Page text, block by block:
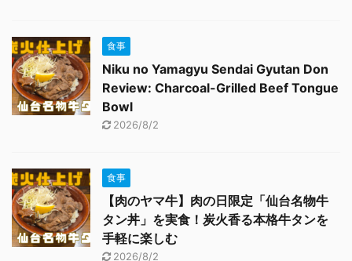
食事
Niku no Yamagyu Sendai Gyutan Don
Review: Charcoal-Grilled Beef Tongue
Bowl
2026/8/2
食事
【肉のヤマ牛】肉の日限定「仙台名物牛
タン丼」を実食！炭火香る本格牛タンを
手軽に楽しむ
2026/8/2